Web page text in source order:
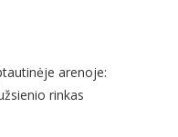
arenoje:
rinkas